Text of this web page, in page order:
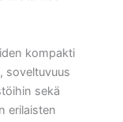
kompakti
soveltuvuus
sekä
erilaisten